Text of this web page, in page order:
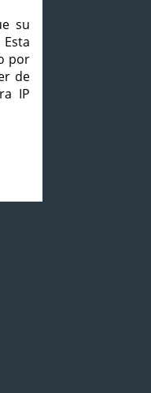
su
por
de
IP